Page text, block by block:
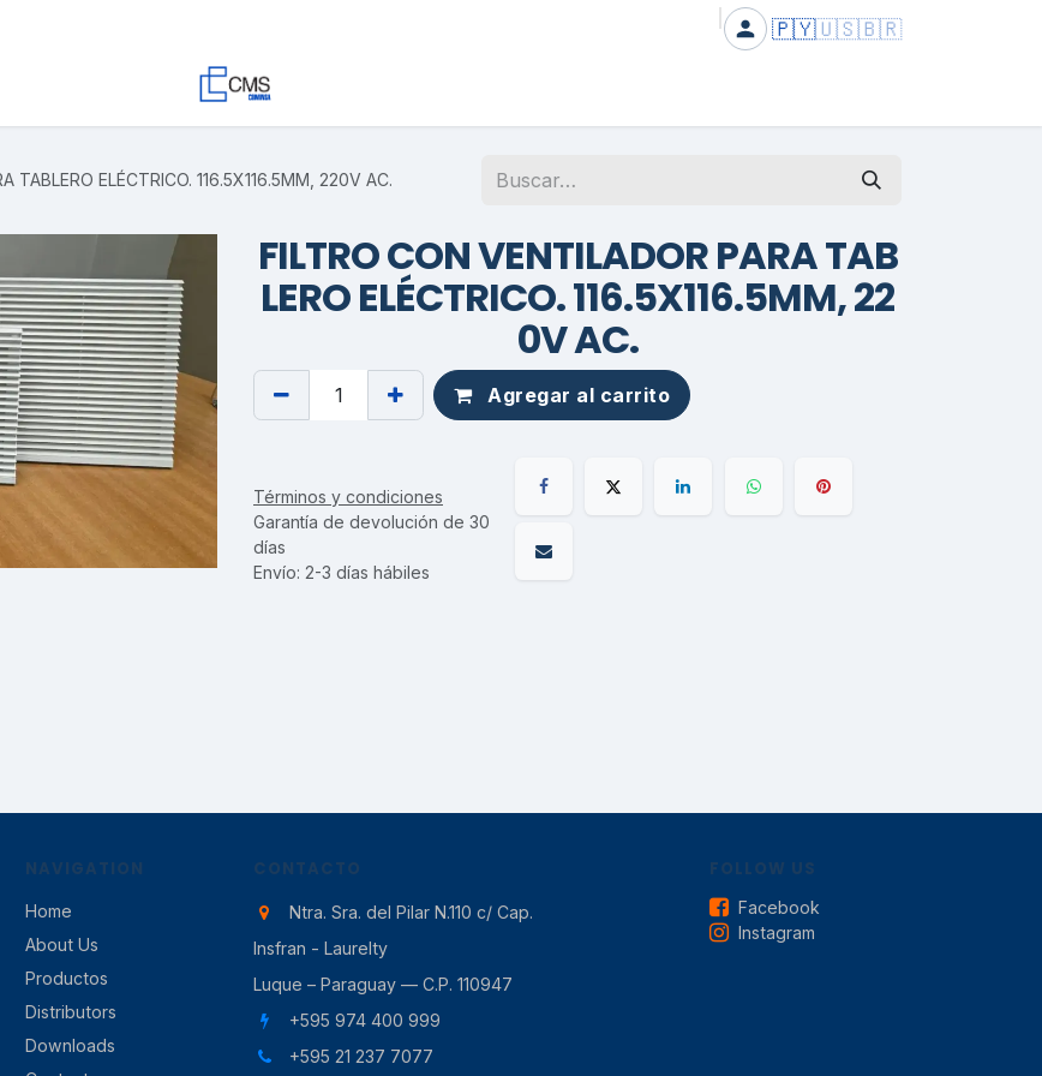
🇵🇾 🇺🇸🇧🇷
TABLERO ELÉCTRICO. 116.5X116.5MM, 220V AC.
FILTRO CON VENTILADOR PARA TAB
LERO ELÉCTRICO. 116.5X116.5MM, 22
0V AC.
Agregar al carrito
Términos y condiciones
Garantía de devolución de 30
días
Envío: 2-3 días hábiles
NAVIGATION
Home
About Us
Productos
Distributors
Downloads
CONTACTO
Ntra. Sra. del Pilar N.110 c/ Cap.
Insfran - Laurelty
Luque – Paraguay — C.P. 110947
+595 974 400 999
+595 21 237 7077
FOLLOW US
Facebook
Instagram